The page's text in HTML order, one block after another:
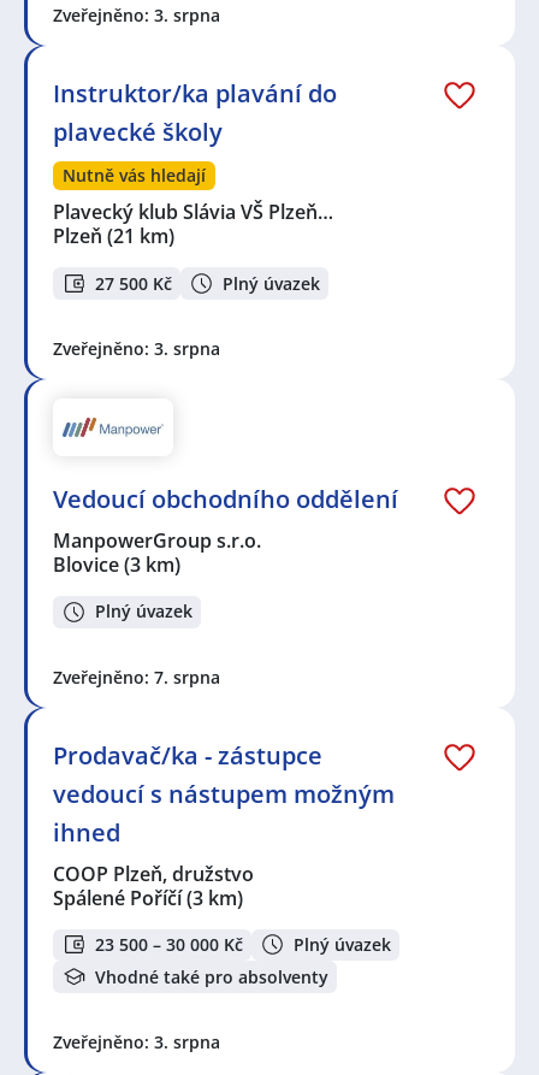
Zveřejněno: 3. srpna
Instruktor/ka plavání do
plavecké školy
Nutně vás hledají
Plavecký klub Slávia VŠ Plzeň…
Plzeň (21 km)
27 500 Kč Plný úvazek
Zveřejněno: 3. srpna
Vedoucí obchodního oddělení
ManpowerGroup s.r.o.
Blovice(3 km)
Plný úvazek
Zveřejněno: 7. srpna
Prodavač/ka - zástupce
vedoucí s nástupem možným
ihned
COOP Plzeň, družstvo
Spálené Poříčí(3 km)
23 500 – 30 000 Kč
Plný úvazek
Vhodné také pro absolventy
Zveřejněno: 3. srpna